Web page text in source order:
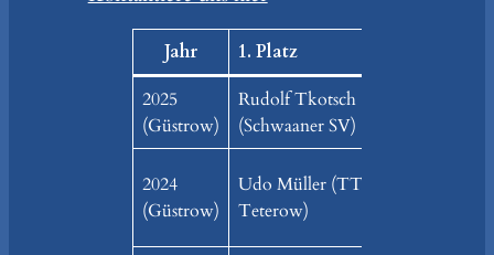
Jahr 1. Platz
2025
(Güstrow)
Rudolf Tkotsch
(Schwaaner SV)
2024
(Güstrow)
Udo Müller (TTV
Teterow)